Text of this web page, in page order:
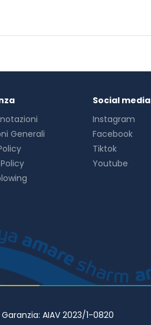
Generali
Social media
Instagram
Facebook
Tiktok
Youtube
AIAV 2023/1-0820